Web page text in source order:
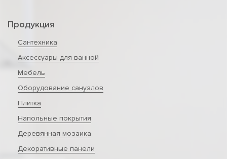
Продукция
Сантехника
Аксессуары для ванной
Мебель
Оборудование санузлов
Плитка
Напольные покрытия
Деревянная мозаика
Декоративные панели